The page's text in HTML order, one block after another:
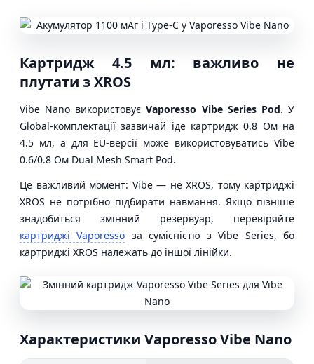
Картридж 4.5 мл: важливо не
плутати з XROS
Vibe Nano використовуєVaporesso Vibe Series Pod. У
Global-комплектації зазвичай іде картридж 0.8 Ом на
4.5 мл, а для EU-версії може використовуватись Vibe
0.6/0.8 Ом Dual Mesh Smart Pod.
Це важливий момент: Vibe — не XROS, тому картриджі
XROS не потрібно підбирати навмання. Якщо пізніше
знадобиться змінний резервуар, перевіряйте
картриджі Vaporesso за сумісністю з Vibe Series, бо
картриджі XROS належать до іншої лінійки.
Характеристики Vaporesso Vibe Nano